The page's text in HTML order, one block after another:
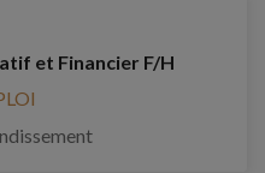
et Financier F/H